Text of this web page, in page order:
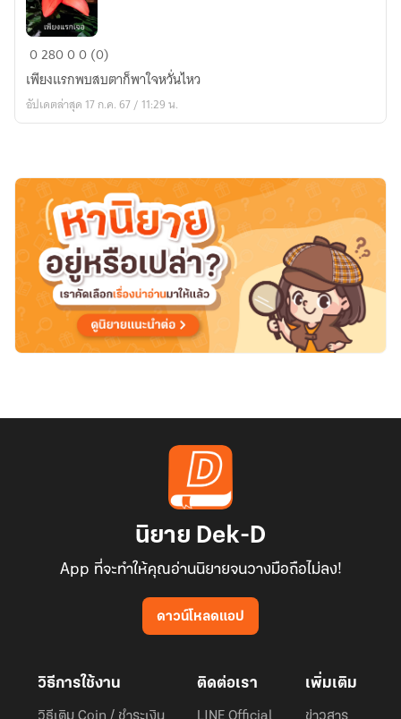
เพียง
แรก
เจอ
028000 (0)
เพียงแรกพบสบตาก็พาใจหวั่นไหว
อัปเดตล่าสุด 17 ก.ค. 67 / 11:29 น.
นิยาย Dek-D
App ที่จะทำให้คุณอ่านนิยายจนวางมือถือไม่ลง!
ดาวน์โหลดแอป
วิธีการใช้งาน ติดต่อเรา เพิ่มเติม